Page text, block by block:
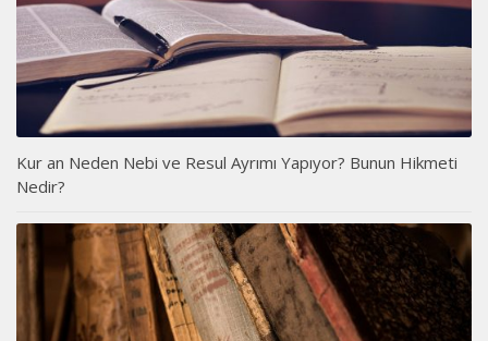
Kur an Neden Nebi ve Resul Ayrımı Yapıyor? Bunun Hikmeti
Nedir?